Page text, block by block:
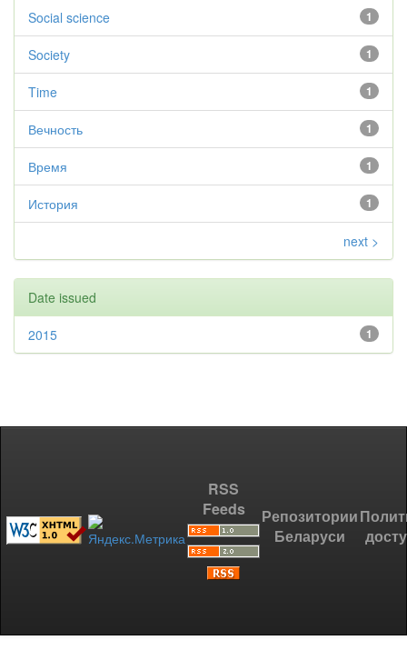
1
Social science
1
Society
1
Time
1
Вечность
1
Время
1
История
next >
Date issued
1
2015
RSS
Feeds
Репозитории
Беларуси